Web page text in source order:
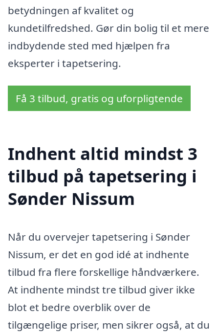
betydningen af kvalitet og
kundetilfredshed. Gør din bolig til et mere
indbydende sted med hjælpen fra
eksperter i tapetsering.
Få 3 tilbud, gratis og uforpligtende
Indhent altid mindst 3
tilbud på tapetsering i
Sønder Nissum
Når du overvejer tapetsering i Sønder
Nissum, er det en god idé at indhente
tilbud fra flere forskellige håndværkere.
At indhente mindst tre tilbud giver ikke
blot et bedre overblik over de
tilgængelige priser, men sikrer også, at du